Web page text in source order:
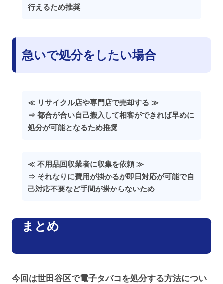
行えるため推奨
急いで処分をしたい場合
≪ リサイクル店や専門店で売却する ≫
⇒ 都合が合い自己搬入して相客ができれば早めに
処分が可能となるため推奨
≪ 不用品回収業者に収集を依頼 ≫
⇒ それなりに費用が掛かるが即日対応が可能で自
己対応不要など手間が掛からないため
まとめ
今回は世田谷区で電子タバコを処分する方法につい